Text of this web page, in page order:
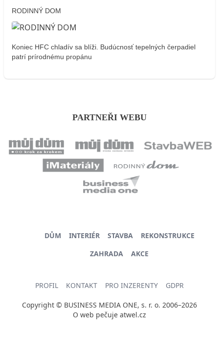
RODINNÝ DOM
Koniec HFC chladív sa blíži. Budúcnosť tepelných čerpadiel
patrí prírodnému propánu
PARTNEŘI WEBU
DŮM INTERIÉR STAVBA
REKONSTRUKCE
ZAHRADA
AKCE
PROFIL KONTAKT PRO INZERENTY GDPR
Copyright © BUSINESS MEDIA ONE, s. r. o. 2006–2026